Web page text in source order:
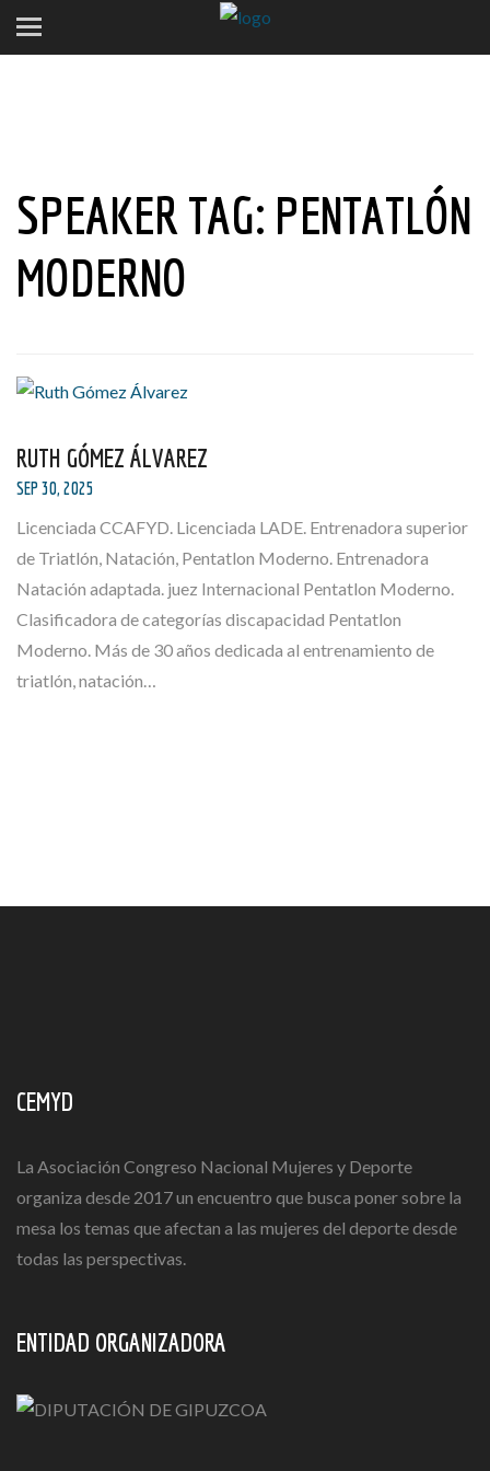
SPEAKER TAG: PENTATLÓN
MODERNO
RUTH GÓMEZ ÁLVAREZ
SEP 30, 2025
Licenciada CCAFYD. Licenciada LADE. Entrenadora superior
de Triatlón, Natación, Pentatlon Moderno. Entrenadora
Natación adaptada. juez Internacional Pentatlon Moderno.
Clasificadora de categorías discapacidad Pentatlon
Moderno. Más de 30 años dedicada al entrenamiento de
triatlón, natación…
CEMYD
La Asociación Congreso Nacional Mujeres y Deporte
organiza desde 2017 un encuentro que busca poner sobre la
mesa los temas que afectan a las mujeres del deporte desde
todas las perspectivas.
ENTIDAD ORGANIZADORA